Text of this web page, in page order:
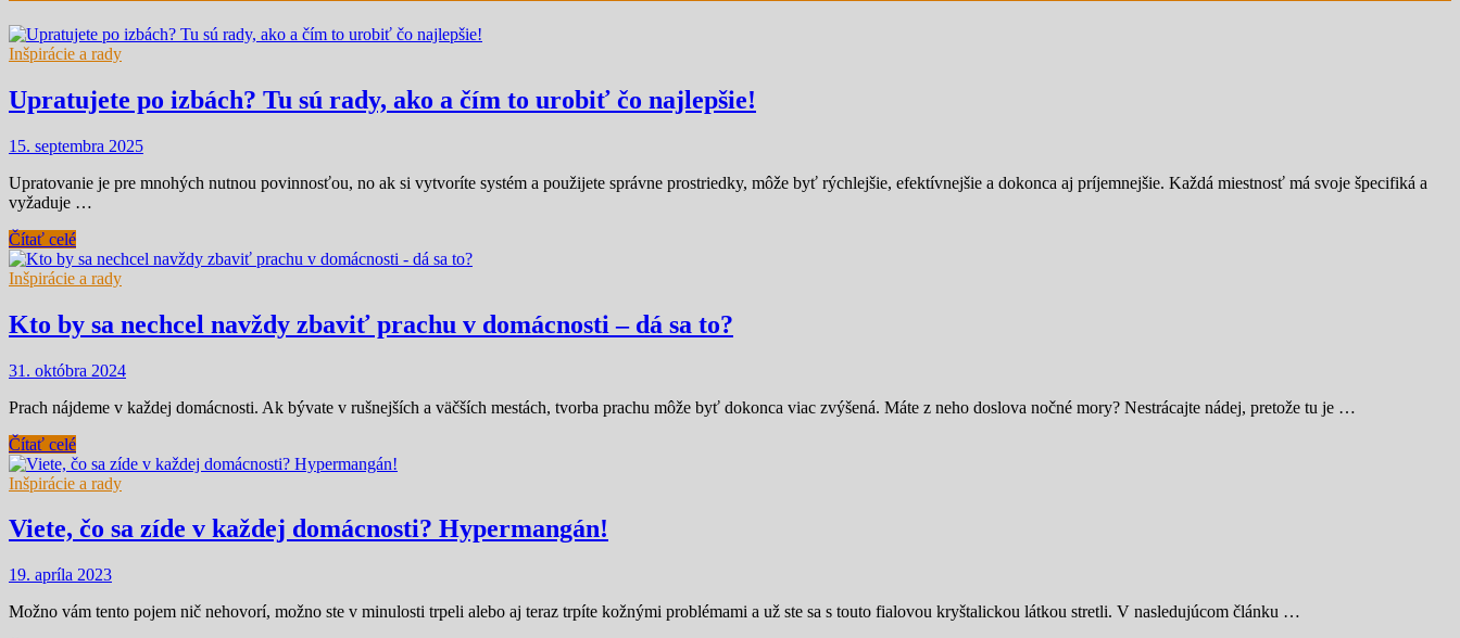
Inšpirácie a rady
Upratujete po izbách? Tu sú rady, ako a čím to urobiť čo najlepšie!
15. septembra 2025
Upratovanie je pre mnohých nutnou povinnosťou, no ak si vytvoríte systém a použijete správne prostriedky, môže byť rýchlejšie, efektívnejšie a dokonca aj príjemnejšie. Každá miestnosť má svoje špecifiká a
vyžaduje …
Čítať celé
Inšpirácie a rady
Kto by sa nechcel navždy zbaviť prachu v domácnosti – dá sa to?
31. októbra 2024
Prach nájdeme v každej domácnosti. Ak bývate v rušnejších a väčších mestách, tvorba prachu môže byť dokonca viac zvýšená. Máte z neho doslova nočné mory? Nestrácajte nádej, pretože tu je …
Čítať celé
Inšpirácie a rady
Viete, čo sa zíde v každej domácnosti? Hypermangán!
19. apríla 2023
Možno vám tento pojem nič nehovorí, možno ste v minulosti trpeli alebo aj teraz trpíte kožnými problémami a už ste sa s touto fialovou kryštalickou látkou stretli. V nasledujúcom článku …